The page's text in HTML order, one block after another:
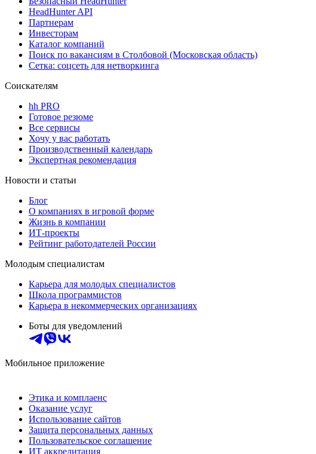
HeadHunter API
Партнерам
Инвесторам
Каталог компаний
Поиск по вакансиям в Столбовой (Московская область)
Сетка: соцсеть для нетворкинга
Соискателям
hh PRO
Готовое резюме
Все сервисы
Хочу у вас работать
Производственный календарь
Экспертная рекомендация
Новости и статьи
Блог
О компаниях в игровой форме
Жизнь в компании
ИТ-проекты
Рейтинг работодателей России
Молодым специалистам
Карьера для молодых специалистов
Школа программистов
Карьера в некоммерческих организациях
Боты для уведомлений
Мобильное приложение
Этика и комплаенс
Оказание услуг
Использование сайтов
Защита персональных данных
Пользовательское соглашение
ИТ аккредитация